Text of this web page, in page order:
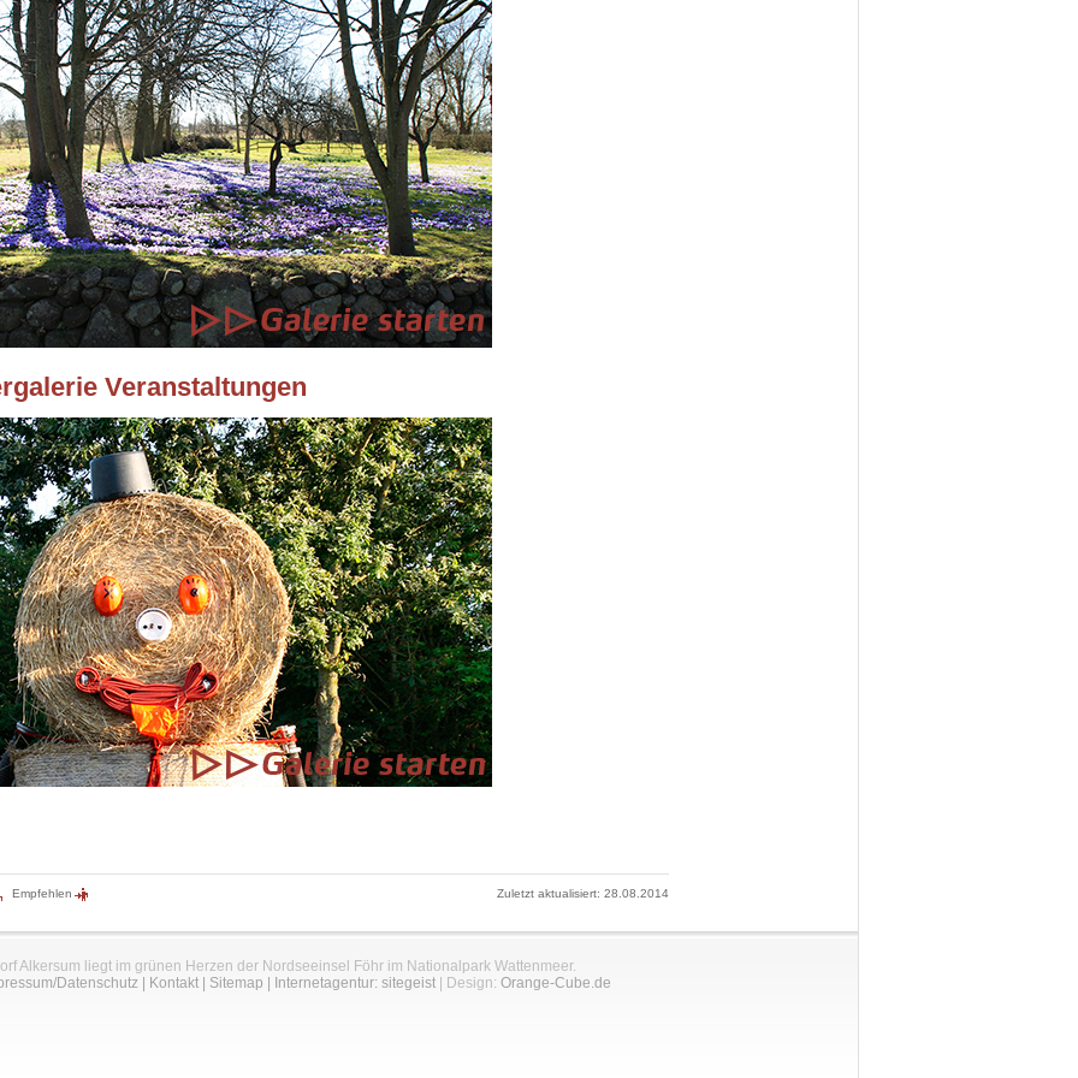
Veranstaltungen
Empfehlen Zuletzt aktualisiert: 28.08.2014
Alkersum liegt im grünen Herzen der Nordseeinsel Föhr im Nationalpark Wattenmeer.
Datenschutz| Kontakt| Sitemap | Internetagentur: sitegeist| Design: Orange-Cube.de